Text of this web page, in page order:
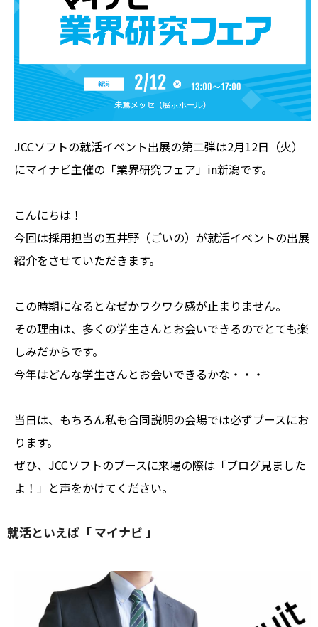
JCCソフトの就活イベント出展の第二弾は2月12日（火）
にマイナビ主催の「業界研究フェア」in新潟です。
こんにちは！
今回は採用担当の五井野（ごいの）が就活イベントの出展
紹介をさせていただきます。
この時期になるとなぜかワクワク感が止まりません。
その理由は、多くの学生さんとお会いできるのでとても楽
しみだからです。
今年はどんな学生さんとお会いできるかな・・・
当日は、もちろん私も合同説明の会場では必ずブースにお
ります。
ぜひ、JCCソフトのブースに来場の際は「ブログ見ました
よ！」と声をかけてください。
就活といえば「 マイナビ 」